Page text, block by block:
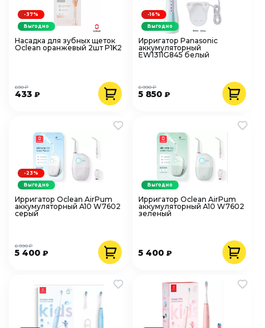
Насадка для зубных щеток
Oclean оранжевый 2шт P1K2
433 ₽
690 ₽
-37%
Выгодно
Ирригатор Panasonic
аккумуляторный
EW1311G845 белый
5 850₽
6 990 ₽
-16%
Выгодно
Ирригатор Oclean AirPum
аккумуляторный A10 W7602
серый
5 400 ₽
6 990 ₽
-23%
Выгодно
Ирригатор Oclean AirPum
аккумуляторный A10 W7602
зеленый
5 400₽
Выгодно